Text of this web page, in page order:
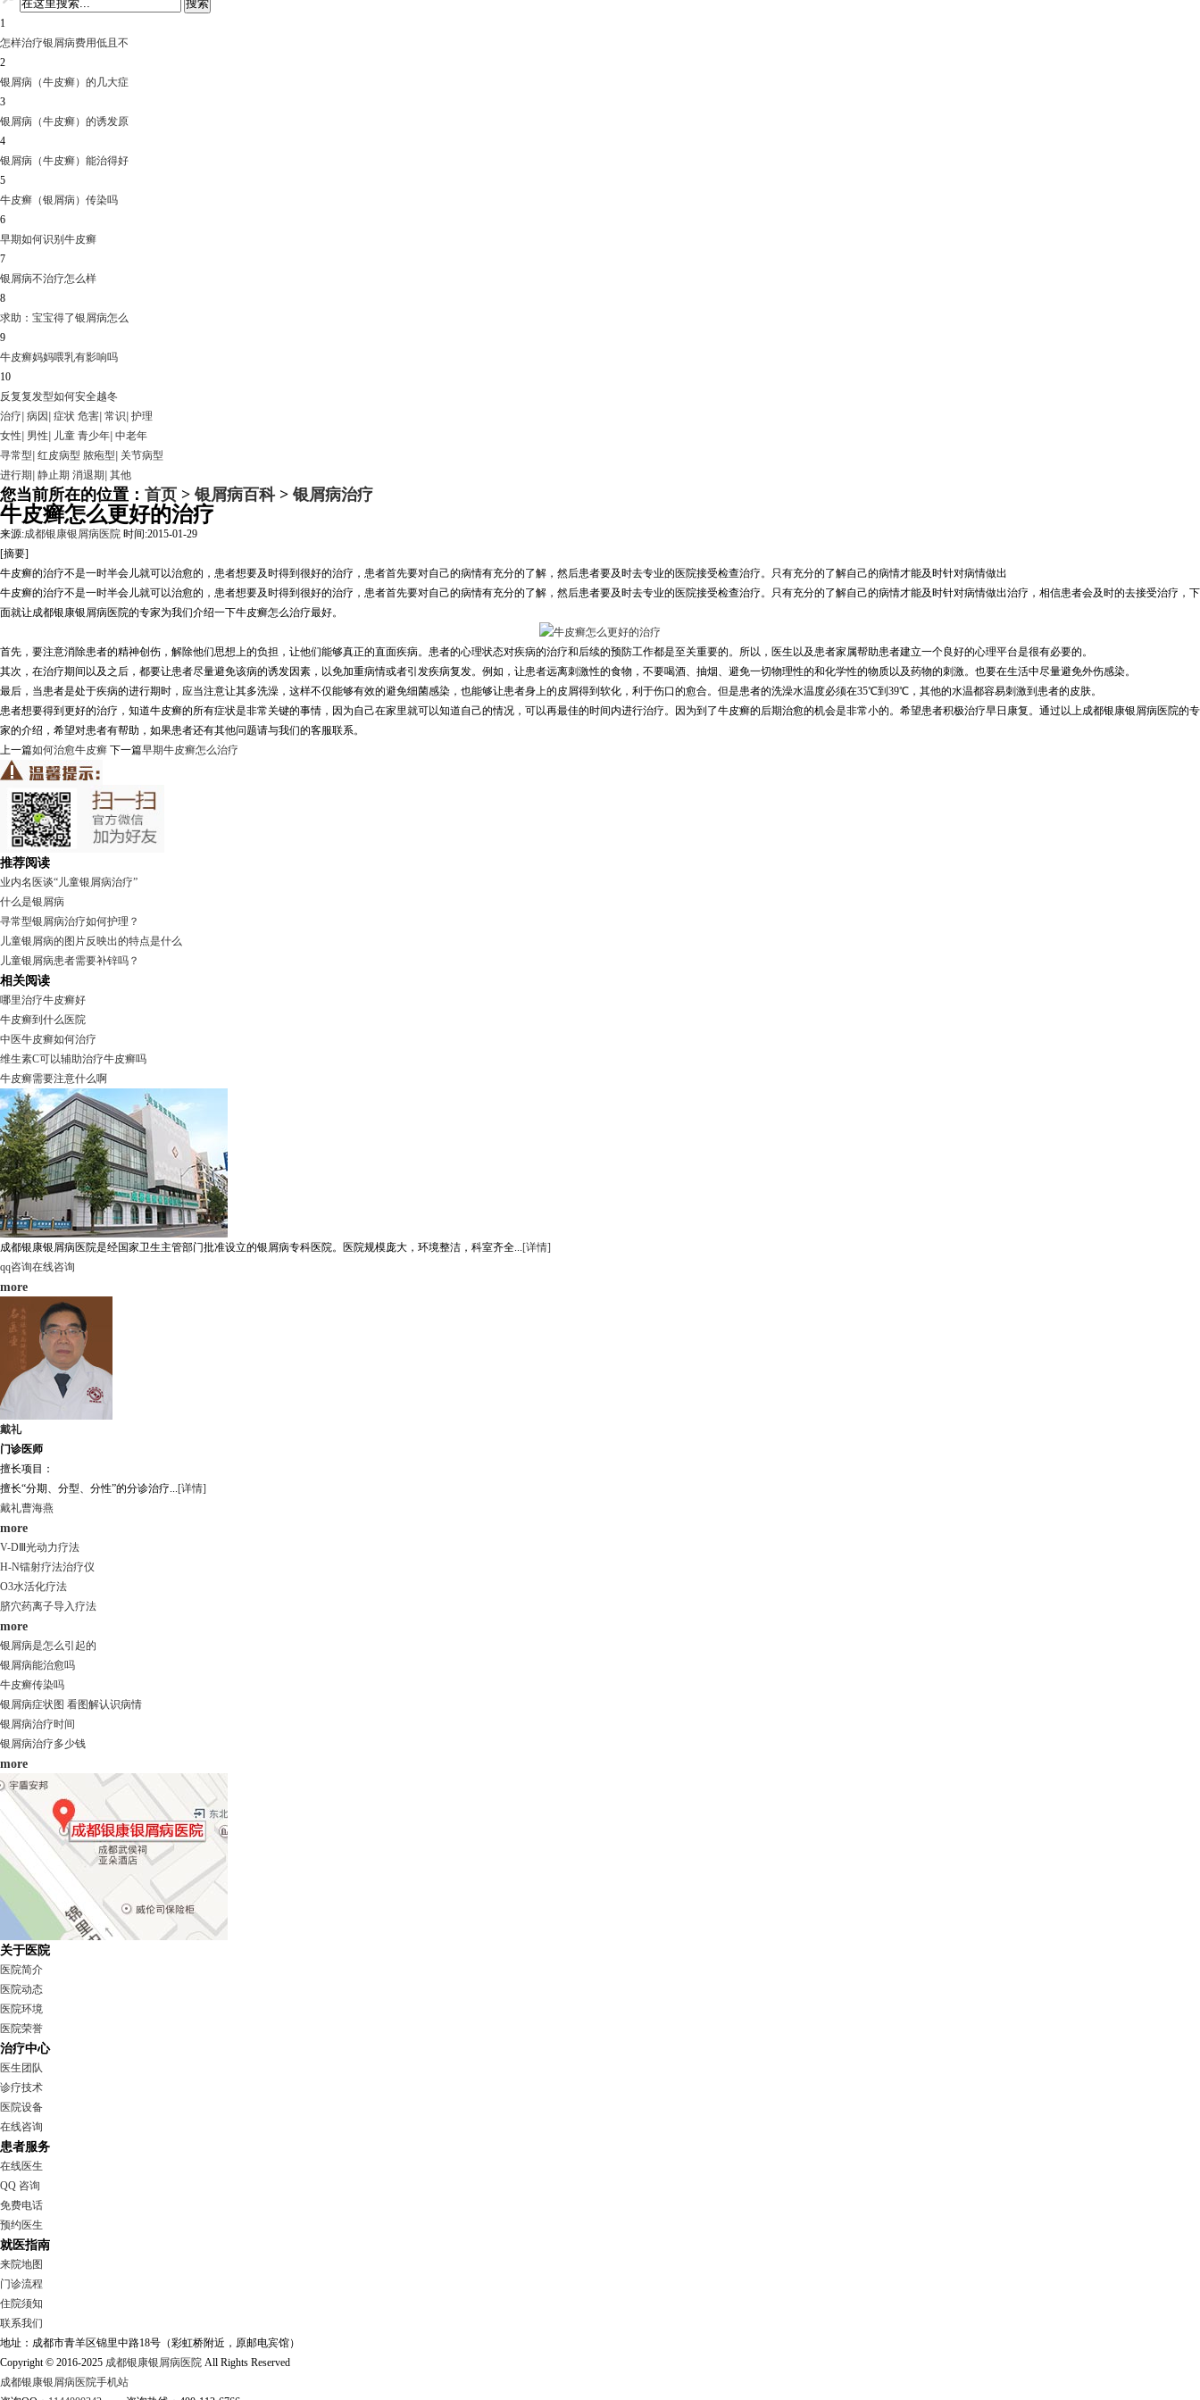
1
怎样治疗银屑病费用低且不
2
银屑病（牛皮癣）的几大症
3
银屑病（牛皮癣）的诱发原
4
银屑病（牛皮癣）能治得好
5
牛皮癣（银屑病）传染吗
6
早期如何识别牛皮癣
7
银屑病不治疗怎么样
8
求助：宝宝得了银屑病怎么
9
牛皮癣妈妈喂乳有影响吗
10
反复复发型如何安全越冬
治疗 病因 症状 危害 常识 护理
女性 男性 儿童 青少年 中老年
寻常型 红皮病型 脓疱型 关节病型
进行期 静止期 消退期 其他
您当前所在的位置： 首页 >银屑病百科>银屑病治疗
牛皮癣怎么更好的治疗
来源:成都银康银屑病医院 时间:2015-01-29
[摘要]
牛皮癣的治疗不是一时半会儿就可以治愈的，患者想要及时得到很好的治疗，患者首先要对自己的病情有充分的了解，然后患者要及时去专业的医院接受检查治疗。只有充分的了解自己的病情才能及时针对病情做出
牛皮癣的治疗不是一时半会儿就可以治愈的，患者想要及时得到很好的治疗，患者首先要对自己的病情有充分的了解，然后患者要及时去专业的医院接受检查治疗。只有充分的了解自己的病情才能及时针对病情做出治疗，相信患者会及时的去接受治疗，下
面就让成都银康银屑病医院的专家为我们介绍一下牛皮癣怎么治疗最好。
首先，要注意消除患者的精神创伤，解除他们思想上的负担，让他们能够真正的直面疾病。患者的心理状态对疾病的治疗和后续的预防工作都是至关重要的。所以，医生以及患者家属帮助患者建立一个良好的心理平台是很有必要的。
其次，在治疗期间以及之后，都要让患者尽量避免该病的诱发因素，以免加重病情或者引发疾病复发。例如，让患者远离刺激性的食物，不要喝酒、抽烟、避免一切物理性的和化学性的物质以及药物的刺激。也要在生活中尽量避免外伤感染。
最后，当患者是处于疾病的进行期时，应当注意让其多洗澡，这样不仅能够有效的避免细菌感染，也能够让患者身上的皮屑得到软化，利于伤口的愈合。但是患者的洗澡水温度必须在35℃到39℃，其他的水温都容易刺激到患者的皮肤。
患者想要得到更好的治疗，知道牛皮癣的所有症状是非常关键的事情，因为自己在家里就可以知道自己的情况，可以再最佳的时间内进行治疗。因为到了牛皮癣的后期治愈的机会是非常小的。希望患者积极治疗早日康复。通过以上成都银康银屑病医院的专
家的介绍，希望对患者有帮助，如果患者还有其他问题请与我们的客服联系。
上一篇如何治愈牛皮癣 下一篇早期牛皮癣怎么治疗
推荐阅读
业内名医谈“儿童银屑病治疗”
什么是银屑病
寻常型银屑病治疗如何护理？
儿童银屑病的图片反映出的特点是什么
儿童银屑病患者需要补锌吗？
相关阅读
哪里治疗牛皮癣好
牛皮癣到什么医院
中医牛皮癣如何治疗
维生素C可以辅助治疗牛皮癣吗
牛皮癣需要注意什么啊
成都银康银屑病医院是经国家卫生主管部门批准设立的银屑病专科医院。医院规模庞大，环境整洁，科室齐全...[详情]
qq咨询在线咨询
more
戴礼
门诊医师
擅长项目：
擅长“分期、分型、分性”的分诊治疗...[详情]
戴礼曹海燕
more
V-DⅢ光动力疗法
H-N镭射疗法治疗仪
O3水活化疗法
脐穴药离子导入疗法
more
银屑病是怎么引起的
银屑病能治愈吗
牛皮癣传染吗
银屑病症状图 看图解认识病情
银屑病治疗时间
银屑病治疗多少钱
more
关于医院
医院简介
医院动态
医院环境
医院荣誉
治疗中心
医生团队
诊疗技术
医院设备
在线咨询
患者服务
在线医生
QQ 咨询
免费电话
预约医生
就医指南
来院地图
门诊流程
住院须知
联系我们
地址：成都市青羊区锦里中路18号（彩虹桥附近，原邮电宾馆）
Copyright © 2016-2025 成都银康银屑病医院 All Rights Reserved
成都银康银屑病医院手机站